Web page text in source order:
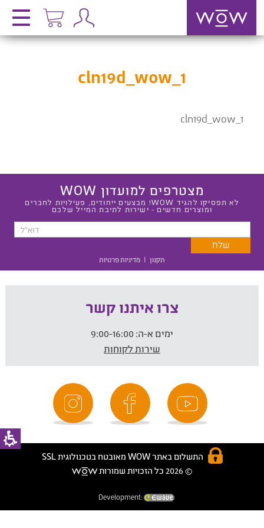
cln19d_wow_1
cln19d_wow_1
מצטרפים למועדון WOW
לא תפסיקו להגיד WOW! מבצעים ייחודים, פעילויות לחברים
ומוצרים חדשים - ישירות לתיבת המייל שלכם
תקנון | מדיניות פרטיות
צרו איתנו קשר
ימים א-ה:
שירות לקוחות
התשלום באתר WOW מאובטח בטכנולוגית SSL
© 2026 כל הזכויות שמורות
Development: